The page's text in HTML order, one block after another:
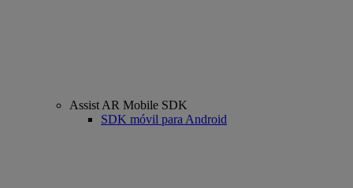
Assist AR Mobile SDK
SDK móvil para Android